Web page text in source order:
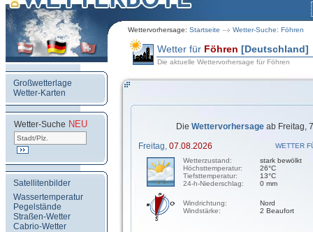
Wettervorhersage: Startseite Wetter-Suche: Föhren
Großwetterlage
Wetter-Karten
Wetter-Suche NEU
Satellitenbilder
Wassertemperatur
Pegelstände
Straßen-Wetter
Cabrio-Wetter
Wetter für Föhren [Deutschland]
Die aktuelle Wettervorhersage für Föhren
Die Wettervorhersage ab Freitag,
Freitag, 07.08.2026
WETTER
Wetterzustand:
Höchsttemperatur:
Tiefsttemperatur:
24-h-Niederschlag:
stark bewölkt
26°C
13°C
0 mm
Windrichtung:
Windstärke:
Nord
2 Beaufort